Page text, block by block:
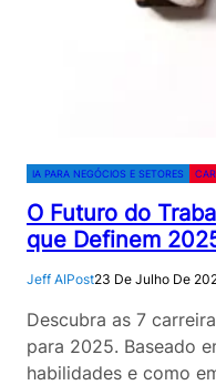
IA PARA NEGÓCIOS E SETORES
O Futuro do
que Definem
Jeff AIPost23 De Julho De
Descubra as 7
para 2025. Baseado
habilidades e como